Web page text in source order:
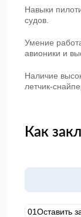
Навыки
судов.
Умение
авионики и
Наличие
летчик-
Как
Оставить